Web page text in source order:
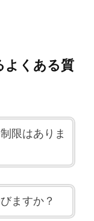
よくある質
限はありま
ますか？